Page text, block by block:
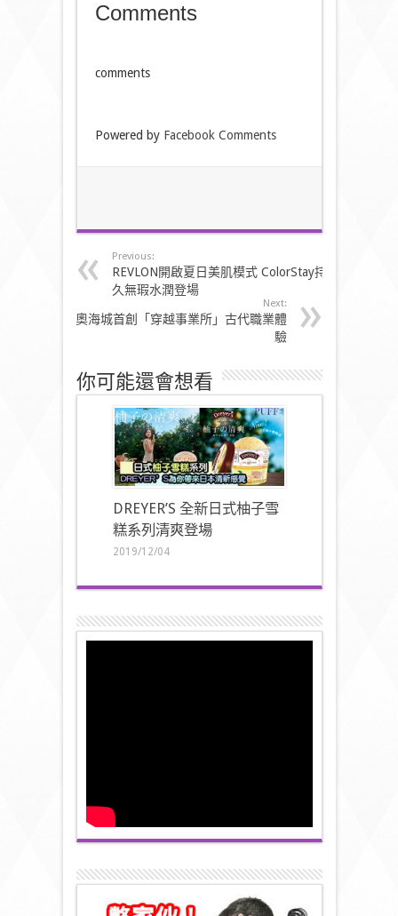
Comments
comments
Powered by Facebook Comments
Previous:
REVLON開啟夏日美肌模式 ColorStay持
久無瑕水潤登場
Next:
奧海城首創「穿越事業所」古代職業體
驗
你可能還會想看
DREYER’S 全新日式柚子雪
糕系列清爽登場
2019/12/04